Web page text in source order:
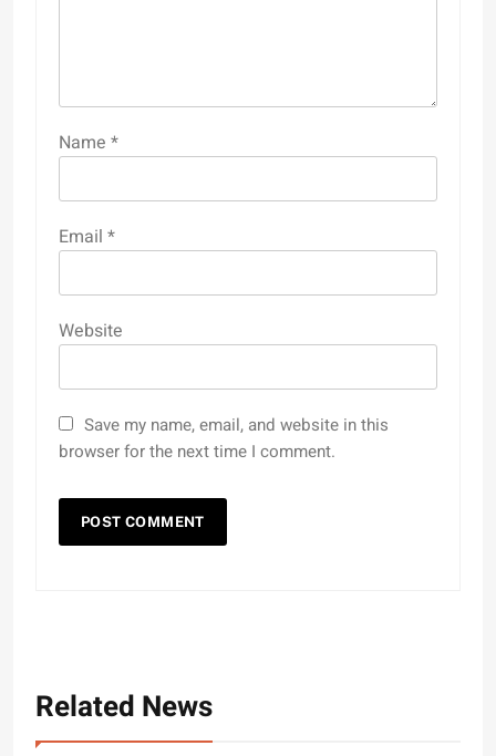
Name *
Email *
Website
Save my name, email, and website in this
browser for the next time I comment.
Related News